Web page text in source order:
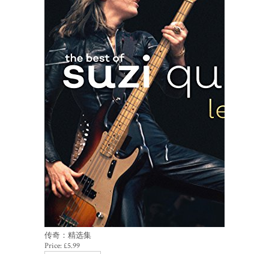
传奇：精选集
Price:£5.99